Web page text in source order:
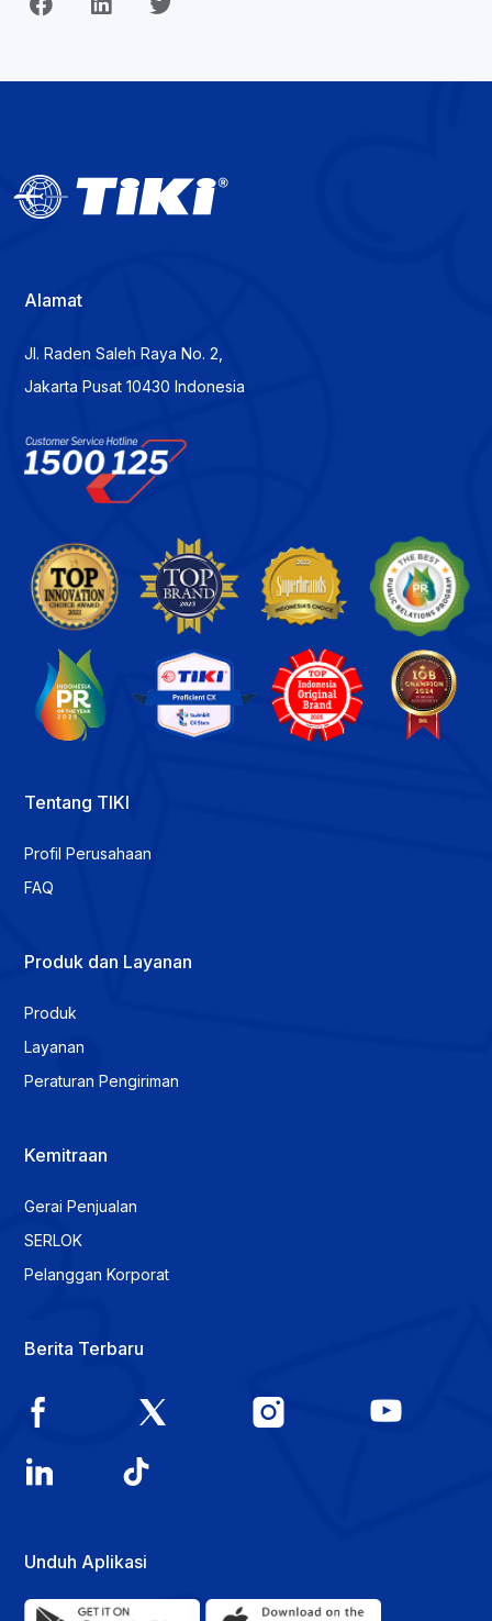
Alamat
Jl. Raden Saleh Raya No. 2,
Jakarta Pusat 10430 Indonesia
Tentang TIKI
Profil Perusahaan
FAQ
Produk dan Layanan
Produk
Layanan
Peraturan Pengiriman
Kemitraan
Gerai Penjualan
SERLOK
Pelanggan Korporat
Berita Terbaru
Unduh Aplikasi